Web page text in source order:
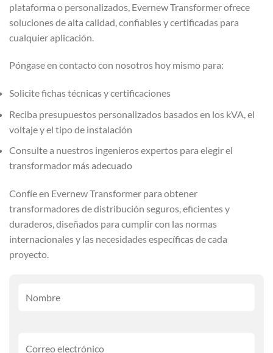
plataforma o personalizados, Evernew Transformer ofrece
soluciones de alta calidad, confiables y certificadas para
cualquier aplicación.
Póngase en contacto con nosotros hoy mismo para:
Solicite fichas técnicas y certificaciones
Reciba presupuestos personalizados basados en los kVA, el
voltaje y el tipo de instalación
Consulte a nuestros ingenieros expertos para elegir el
transformador más adecuado
Confíe en Evernew Transformer para obtener
transformadores de distribución seguros, eficientes y
duraderos, diseñados para cumplir con las normas
internacionales y las necesidades específicas de cada
proyecto.